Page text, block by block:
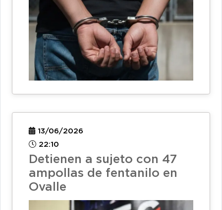
13/06/2026
22:10
Detienen a sujeto con 47
ampollas de fentanilo en
Ovalle